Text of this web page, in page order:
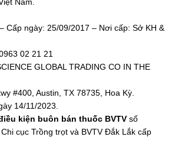
Nam.
Cấp ngày: 25/09/2017 – Nơi cấp: Sở KH &
02 21 21
GLOBAL TRADING CO IN THE
#400, Austin, TX 78735, Hoa Kỳ.
14/11/2023.
kiện buôn bán thuốc BVTV số
cục Trồng trọt và BVTV Đắk Lắk cấp